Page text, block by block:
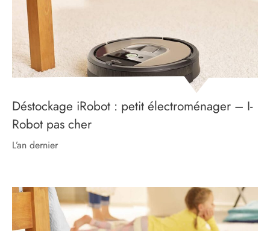
Déstockage iRobot : petit électroménager – I-
Robot pas cher
l’an dernier